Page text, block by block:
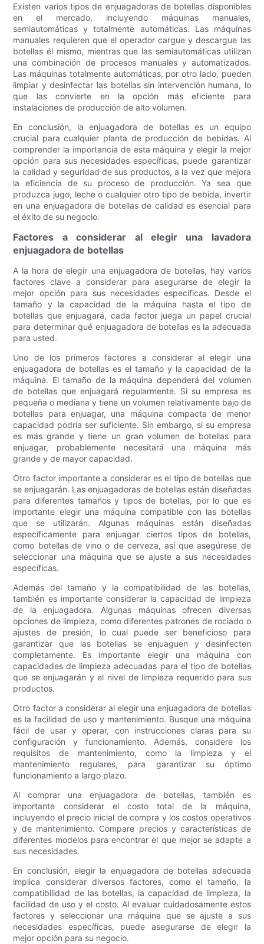
Existen varios tipos de enjuagadoras de botellas disponibles
en el mercado, incluyendo máquinas manuales,
semiautomáticas y totalmente automáticas. Las máquinas
manuales requieren que el operador cargue y descargue las
botellas él mismo, mientras que las semiautomáticas utilizan
una combinación de procesos manuales y automatizados.
Las máquinas totalmente automáticas, por otro lado, pueden
limpiar y desinfectar las botellas sin intervención humana, lo
que las convierte en la opción más eficiente para
instalaciones de producción de alto volumen.
En conclusión, la enjuagadora de botellas es un equipo
crucial para cualquier planta de producción de bebidas. Al
comprender la importancia de esta máquina y elegir la mejor
opción para sus necesidades específicas, puede garantizar
la calidad y seguridad de sus productos, a la vez que mejora
la eficiencia de su proceso de producción. Ya sea que
produzca jugo, leche o cualquier otro tipo de bebida, invertir
en una enjuagadora de botellas de calidad es esencial para
el éxito de su negocio.
Factores a considerar al elegir una lavadora
enjuagadora de botellas
A la hora de elegir una enjuagadora de botellas, hay varios
factores clave a considerar para asegurarse de elegir la
mejor opción para sus necesidades específicas. Desde el
tamaño y la capacidad de la máquina hasta el tipo de
botellas que enjuagará, cada factor juega un papel crucial
para determinar qué enjuagadora de botellas es la adecuada
para usted.
Uno de los primeros factores a considerar al elegir una
enjuagadora de botellas es el tamaño y la capacidad de la
máquina. El tamaño de la máquina dependerá del volumen
de botellas que enjuagará regularmente. Si su empresa es
pequeña o mediana y tiene un volumen relativamente bajo de
botellas para enjuagar, una máquina compacta de menor
capacidad podría ser suficiente. Sin embargo, si su empresa
es más grande y tiene un gran volumen de botellas para
enjuagar, probablemente necesitará una máquina más
grande y de mayor capacidad.
Otro factor importante a considerar es el tipo de botellas que
se enjuagarán. Las enjuagadoras de botellas están diseñadas
para diferentes tamaños y tipos de botellas, por lo que es
importante elegir una máquina compatible con las botellas
que se utilizarán. Algunas máquinas están diseñadas
específicamente para enjuagar ciertos tipos de botellas,
como botellas de vino o de cerveza, así que asegúrese de
seleccionar una máquina que se ajuste a sus necesidades
específicas.
Además del tamaño y la compatibilidad de las botellas,
también es importante considerar la capacidad de limpieza
de la enjuagadora. Algunas máquinas ofrecen diversas
opciones de limpieza, como diferentes patrones de rociado o
ajustes de presión, lo cual puede ser beneficioso para
garantizar que las botellas se enjuaguen y desinfecten
completamente. Es importante elegir una máquina con
capacidades de limpieza adecuadas para el tipo de botellas
que se enjuagarán y el nivel de limpieza requerido para sus
productos.
Otro factor a considerar al elegir una enjuagadora de botellas
es la facilidad de uso y mantenimiento. Busque una máquina
fácil de usar y operar, con instrucciones claras para su
configuración y funcionamiento. Además, considere los
requisitos de mantenimiento, como la limpieza y el
mantenimiento regulares, para garantizar su óptimo
funcionamiento a largo plazo.
Al comprar una enjuagadora de botellas, también es
importante considerar el costo total de la máquina,
incluyendo el precio inicial de compra y los costos operativos
y de mantenimiento. Compare precios y características de
diferentes modelos para encontrar el que mejor se adapte a
sus necesidades.
En conclusión, elegir la enjuagadora de botellas adecuada
implica considerar diversos factores, como el tamaño, la
compatibilidad de las botellas, la capacidad de limpieza, la
facilidad de uso y el costo. Al evaluar cuidadosamente estos
factores y seleccionar una máquina que se ajuste a sus
necesidades específicas, puede asegurarse de elegir la
mejor opción para su negocio.